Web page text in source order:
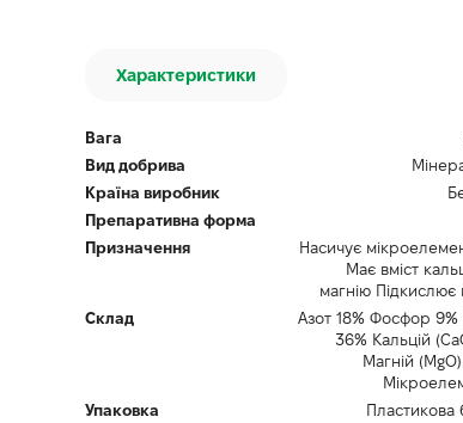
Характеристики
Вага
Вид добрива
Країна виробник
Препаративна форма
Призначення
Насичує
Має вміст
магнію Підкислює
Склад
Азот 18% Фосфор 9%
36% Кальцій
Магній
Упаковка
Пластикова